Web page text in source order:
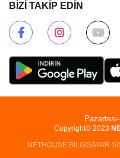
BİZİ TAKİP EDİN
Copyright© 2023
NETHOUSE BİLGİSAYAR